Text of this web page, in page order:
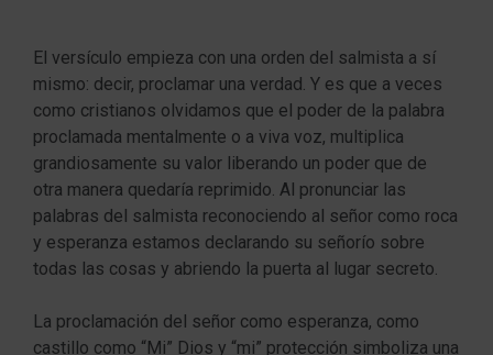
El versículo empieza con una orden del salmista a sí
mismo: decir, proclamar una verdad. Y es que a veces
como cristianos olvidamos que el poder de la palabra
proclamada mentalmente o a viva voz, multiplica
grandiosamente su valor liberando un poder que de
otra manera quedaría reprimido. Al pronunciar las
palabras del salmista reconociendo al señor como roca
y esperanza estamos declarando su señorío sobre
todas las cosas y abriendo la puerta al lugar secreto.
La proclamación del señor como esperanza, como
castillo como “Mi” Dios y “mi” protección simboliza una